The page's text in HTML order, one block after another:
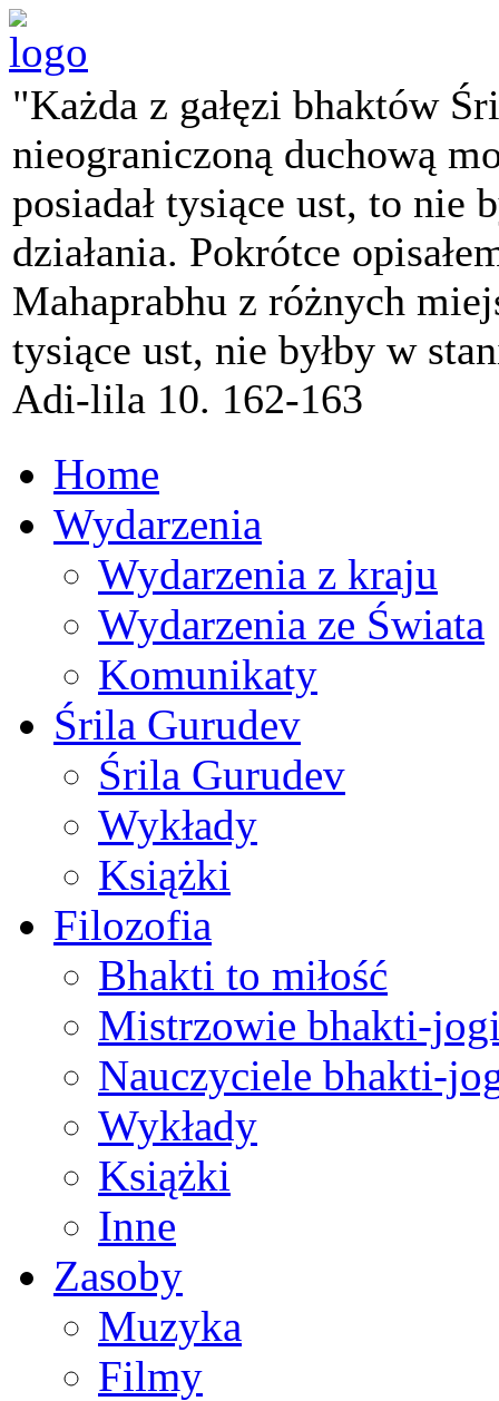
"Każda z gałęzi bhaktów
nieograniczoną duchową
posiadał tysiące ust, to nie
działania. Pokrótce
Mahaprabhu z różnych
tysiące ust, nie byłby w
Adi-lila 10. 162-163
Home
Wydarzenia
Wydarzenia z kraju
Wydarzenia ze Świata
Komunikaty
Śrila Gurudev
Śrila Gurudev
Wykłady
Książki
Filozofia
Bhakti to miłość
Mistrzowie bhakti-
Nauczyciele bhakti-
Wykłady
Książki
Inne
Zasoby
Muzyka
Filmy